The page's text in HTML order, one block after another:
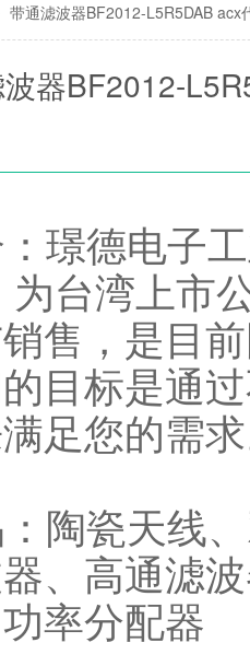
带通滤波器BF2012-L5R5DAB
器BF2012-
璟德电子
台湾上市
售，是目
目标是通
足您的需
陶瓷天线
、高通滤
率分配器